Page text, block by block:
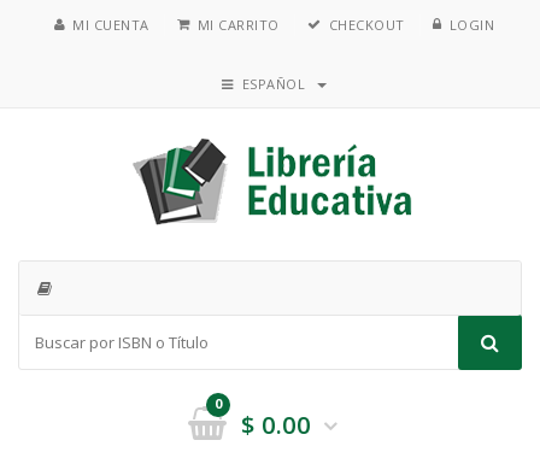
MI CUENTA MI CARRITO CHECKOUT LOGIN
ESPAÑOL
0
$ 0.00